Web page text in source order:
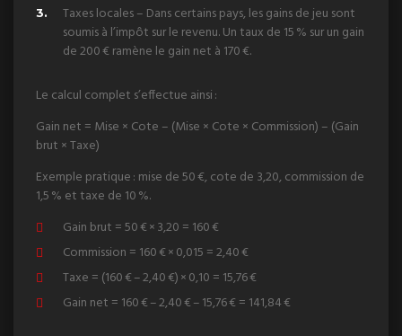
Taxes locales – Dans certains pays, les gains de jeu sont
soumis à l’impôt sur le revenu. Un taux de 15 % sur un gain
de 200 € ramène le gain net à 170 €.
Le calcul complet s’effectue ainsi :
Gain net = Mise × Cote – (Mise × Cote × Commission) – (Gain
brut × Taxe)
Exemple pratique : mise de 50 €, cote de 3,20, commission de
1,5 % et taxe de 10 %.
Gain brut = 50 € × 3,20 = 160 €
Commission = 160 € × 0,015 = 2,40 €
Taxe = (160 € – 2,40 €) × 0,10 = 15,76 €
Gain net = 160 € – 2,40 € – 15,76 € = 141,84 €